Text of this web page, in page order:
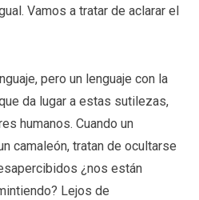
Vamos a tratar de aclarar el
pero un lenguaje con la
da lugar a estas sutilezas,
humanos. Cuando un
camaleón, tratan de ocultarse
¿nos están
Lejos de